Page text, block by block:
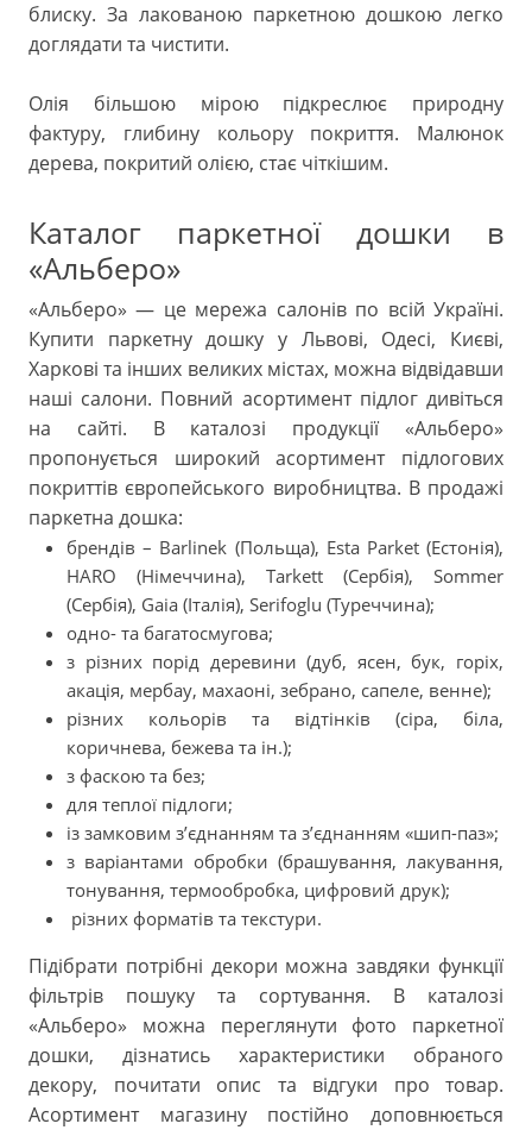
блиску. За лакованою паркетною дошкою легко
доглядати та чистити.
Олія більшою мірою підкреслює природну
фактуру, глибину кольору покриття. Малюнок
дерева, покритий олією, стає чіткішим.
Каталог паркетної дошки в
«Альберо»
«Альберо» — це мережа салонів по всій Україні.
Купити паркетну дошку у Львові, Одесі, Києві,
Харкові та інших великих містах, можна відвідавши
наші салони. Повний асортимент підлог дивіться
на сайті. В каталозі продукції «Альберо»
пропонується широкий асортимент підлогових
покриттів європейського виробництва. В продажі
паркетна дошка:
брендів – Barlinek (Польща), Esta Parket (Естонія),
HARO (Німеччина), Tarkett (Сербія), Sommer
(Сербія), Gaia (Італія), Serifoglu (Туреччина);
одно- та багатосмугова;
з різних порід деревини (дуб, ясен, бук, горіх,
акація, мербау, махаоні, зебрано, сапеле, венне);
різних кольорів та відтінків (сіра, біла,
коричнева, бежева та ін.);
з фаскою та без;
для теплої підлоги;
із замковим з’єднанням та з’єднанням «шип-паз»;
з варіантами обробки (брашування, лакування,
тонування, термообробка, цифровий друк);
різних форматів та текстури.
Підібрати потрібні декори можна завдяки функції
фільтрів пошуку та сортування. В каталозі
«Альберо» можна переглянути фото паркетної
дошки, дізнатись характеристики обраного
декору, почитати опис та відгуки про товар.
Асортимент магазину постійно доповнюється